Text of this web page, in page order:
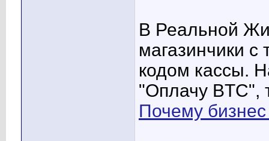
В Реальной
магазинчики
кодом кассы.
"Оплачу BTC",
Почему